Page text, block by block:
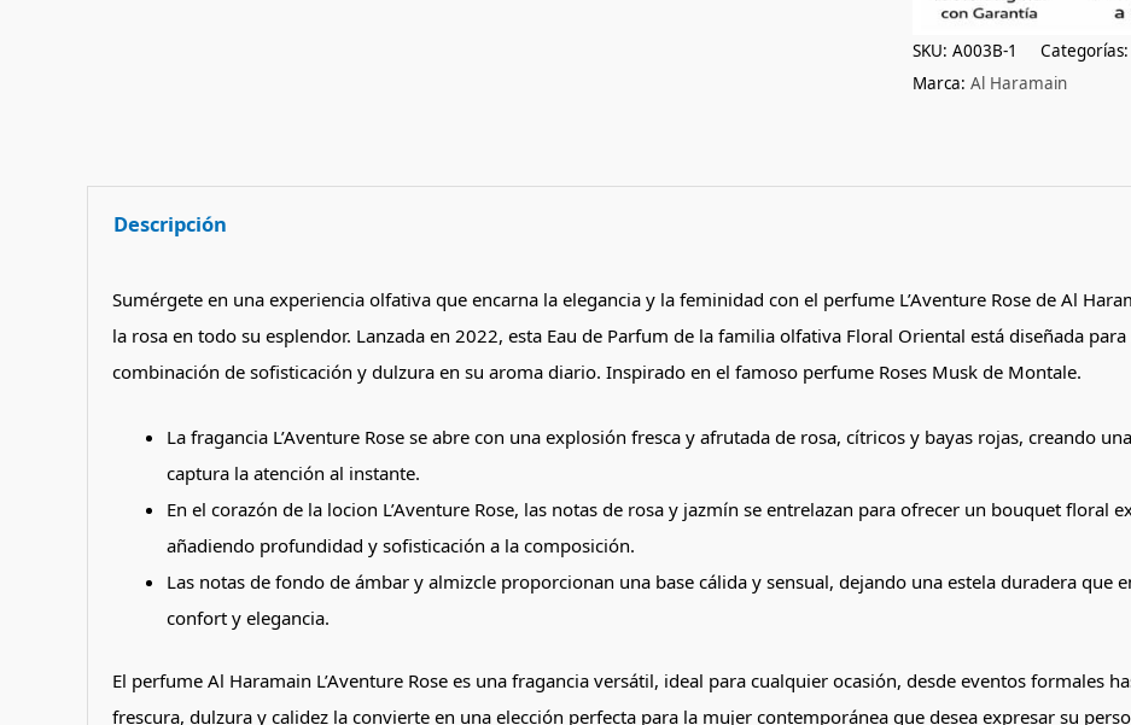
SKU: A003B-1 Categorías:
Marca: Al Haramain
Descripción
Sumérgete en una experiencia olfativa que encarna la elegancia y la feminidad con el perfume L’Aventure Rose de Al
la rosa en todo su esplendor. Lanzada en 2022, esta Eau de Parfum de la familia olfativa Floral Oriental está diseñada
combinación de sofisticación y dulzura en su aroma diario. Inspirado en el famoso perfume Roses Musk de Montale.
La fragancia L’Aventure Rose se abre con una explosión fresca y afrutada de rosa, cítricos y bayas rojas, creando
captura la atención al instante.
En el corazón de la locion L’Aventure Rose, las notas de rosa y jazmín se entrelazan para ofrecer un bouquet floral
añadiendo profundidad y sofisticación a la composición.
Las notas de fondo de ámbar y almizcle proporcionan una base cálida y sensual, dejando una estela duradera que
confort y elegancia.
El perfume Al Haramain L’Aventure Rose es una fragancia versátil, ideal para cualquier ocasión, desde eventos formales
frescura, dulzura y calidez la convierte en una elección perfecta para la mujer contemporánea que desea expresar su